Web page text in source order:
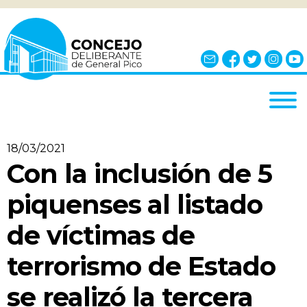
EL CONCEJO
¿QUÉ ES?
AUTORIDADES
BLOQUES
COMISIONES
NOTICIAS
18/03/2021
Con la inclusión de 5
piquenses al listado
de víctimas de
terrorismo de Estado
se realizó la tercera